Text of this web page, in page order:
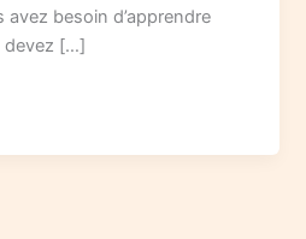
besoin d’apprendre
devez […]